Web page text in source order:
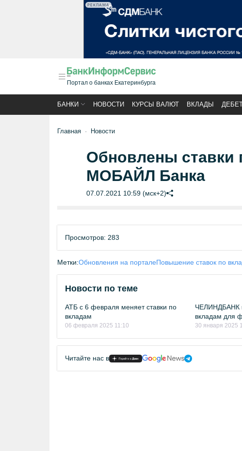
РЕКЛАМА
Портал о банках Екатеринбурга
БАНКИ НОВОСТИ КУРСЫ ВАЛЮТ ВКЛАДЫ
Главная Новости
Обновлены
МОБАЙЛ Банка
07.07.2021 10:59 (мск+2)
Просмотров: 283
Метки:Обновления на порталеПовышение ставок по
Новости по теме
АТБ с 6 февраля меняет ставки по
вкладам
06 февраля 2025 11:10
ЧЕЛИНДБАНК
вкладам для
30 января 2025
Читайте нас в